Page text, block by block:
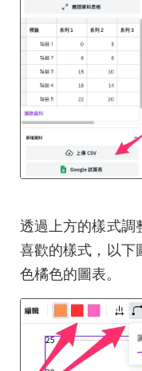
透過上方的樣式調
喜歡的樣式，以下
色橘色的圖表。